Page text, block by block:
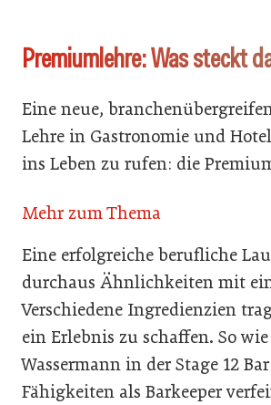
Premiumlehre: Was steckt
Eine neue,
Lehre in Gastronomie und
ins Leben zu rufen: die
Mehr zum Thema
Eine erfolgreiche berufliche
durchaus Ähnlichkeiten mit
Verschiedene Ingredienzien
ein Erlebnis zu schaffen. So
Wassermann in der Stage 12
Fähigkeiten als Barkeeper